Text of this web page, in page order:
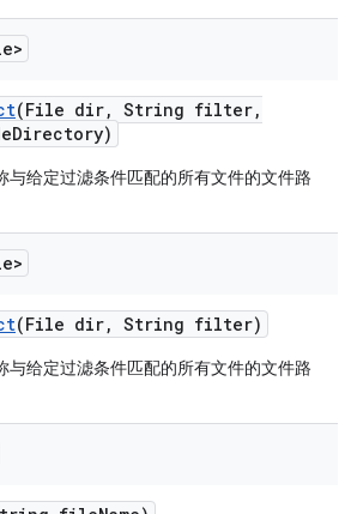
(File dir, String filter,
Directory)
与给定过滤条件匹配的所有文件的文件路
(File dir, String filter)
与给定过滤条件匹配的所有文件的文件路